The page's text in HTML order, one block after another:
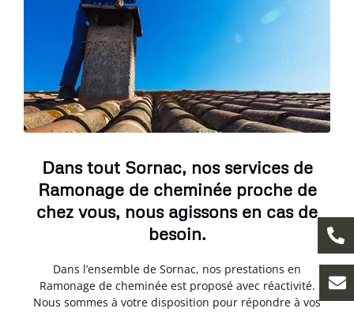
Dans tout Sornac, nos services de
Ramonage de cheminée proche de
chez vous, nous agissons en cas de
besoin.
Dans l’ensemble de Sornac, nos prestations en
Ramonage de cheminée est proposé avec réactivité.
Nous sommes à votre disposition pour répondre à vos